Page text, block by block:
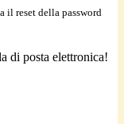
il reset della password
di posta elettronica!